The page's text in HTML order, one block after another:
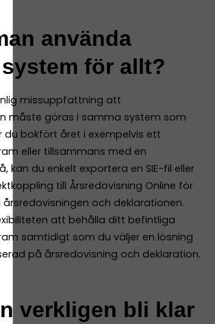
använda
för allt?
missuppfattning att
måste göras i samma system som
du bokfört året i exempelvis ett
eller tillsammans med en
kan du enkelt exportera en SIE-fil eller
till Årsredovisning Online för
och deklarationen.
att behålla ditt befintliga
samtidigt som du väljer en lösning
på årsredovisning och deklaration.
verkligen bli klar